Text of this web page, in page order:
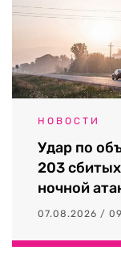
НОВОСТИ
Удар по
203
ночной
07.08.2026 /